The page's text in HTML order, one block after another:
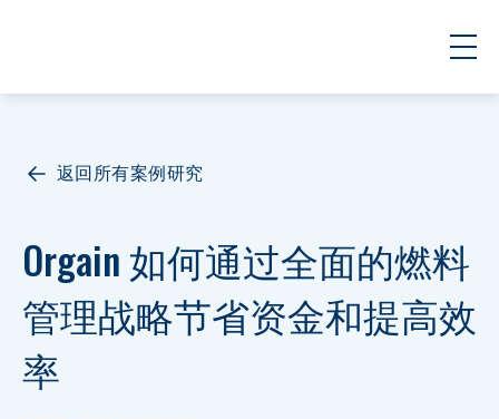
返回所有案例研究
Orgain 如何通过全面的燃料
管理战略节省资金和提高效
率